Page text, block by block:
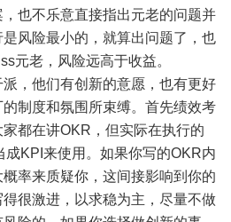
也不乐意直接指出元老的问题并
风险最小的，就算出问题了，也
元老，风险远高于收益。
，他们有创新的意愿，也有更好
制度和氛围所束缚。首先绩效考
都在讲OKR，但实际在执行的
成KPI来使用。如果你写的OKR内
率来质疑你，这间接影响到你的
很激进，以求稳为主，尽量不做